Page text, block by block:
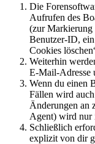
Die
Aufrufen des
(zur Markierung
Benutzer-ID,
Cookies
Weiterhin
E-Mail-Adresse
Wenn du einen
Fällen wird
Änderungen an
Agent) wird nur
Schließlich
explizit von dir